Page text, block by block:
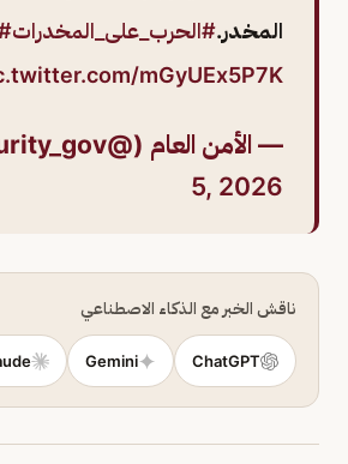
المخدر.#الحرب_على_المخدرات
mGyUEx5P7K
— الأمن العام (@security_gov)
5, 2026
ناقش الخبر مع الذكاء الاصطناعي
ChatGPT
Gemini